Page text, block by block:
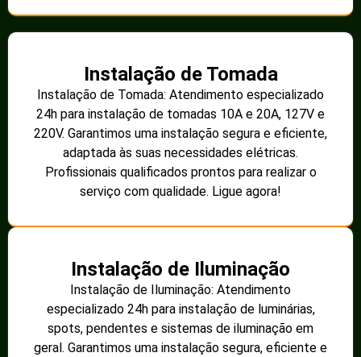
Instalação de Tomada
Instalação de Tomada: Atendimento especializado
24h para instalação de tomadas 10A e 20A, 127V e
220V. Garantimos uma instalação segura e eficiente,
adaptada às suas necessidades elétricas.
Profissionais qualificados prontos para realizar o
serviço com qualidade. Ligue agora!
Instalação de Iluminação
Instalação de Iluminação: Atendimento
especializado 24h para instalação de luminárias,
spots, pendentes e sistemas de iluminação em
geral. Garantimos uma instalação segura, eficiente e